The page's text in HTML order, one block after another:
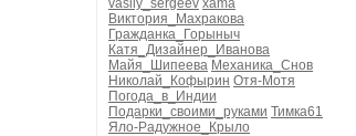
vasily_sergeev xama
Виктория_Махракова
Гражданка_Горыныч
Катя_Дизайнер_Иванова
Майя_Шипеева Механика_Снов
Николай_Кофырин Отя-Мотя
Погода_в_Индии
Подарки_своими_руками Тимка61
Яло-Радужное_Крыло